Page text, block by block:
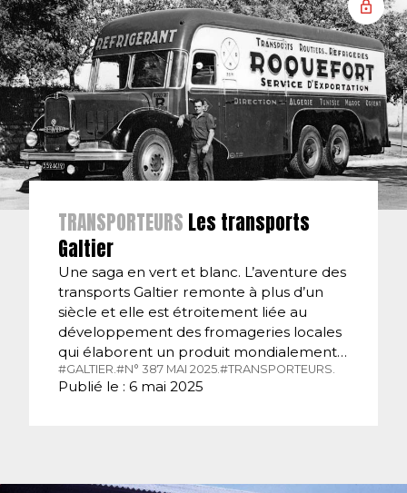
TRANSPORTEURS Les transports
Galtier
Une saga en vert et blanc. L’aventure des
transports Galtier remonte à plus d’un
siècle et elle est étroitement liée au
développement des fromageries locales
qui élaborent un produit mondialement…
#GALTIER.#N° 387 MAI 2025.#TRANSPORTEURS.
Publié le : 6 mai 2025